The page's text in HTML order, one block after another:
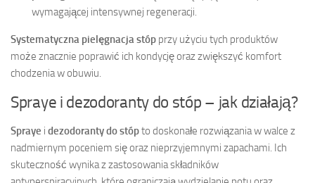
wymagającej intensywnej regeneracji.
Systematyczna pielęgnacja stóp przy użyciu tych produktów
może znacznie poprawić ich kondycję oraz zwiększyć komfort
chodzenia w obuwiu.
Spraye i dezodoranty do stóp – jak działają?
Spraye i dezodoranty do stópto doskonałe rozwiązania w walce z
nadmiernym poceniem się oraz nieprzyjemnymi zapachami. Ich
skuteczność wynika z zastosowania składników